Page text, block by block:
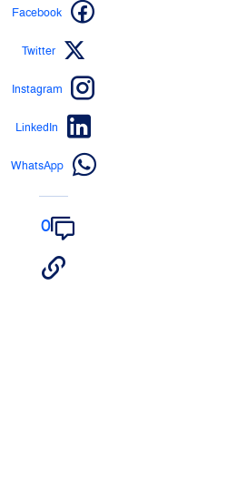
Facebook
Twitter
Instagram
LinkedIn
WhatsApp
0